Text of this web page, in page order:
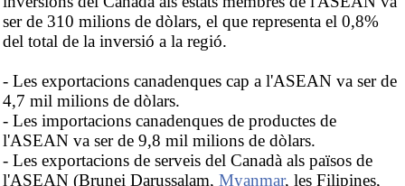
ser de 310 milions de dòlars, el que representa el 0,8%
del total de la inversió a la regió.
- Les exportacions canadenques cap a l'ASEAN va ser de
4,7 mil milions de dòlars.
- Les importacions canadenques de productes de
l'ASEAN va ser de 9,8 mil milions de dòlars.
- Les exportacions de serveis del Canadà als països de
l'ASEAN (Brunei Darussalam, Myanmar, les Filipines,